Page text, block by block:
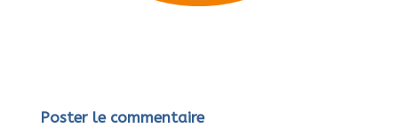
Poster le commentaire